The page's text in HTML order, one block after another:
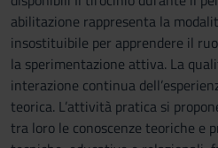
abilitazione rappresenta la
insostituibile per apprendere il
la sperimentazione attiva. La
interazione continua
teorica. L’attività pratica si
tra loro le conoscenze teoriche e